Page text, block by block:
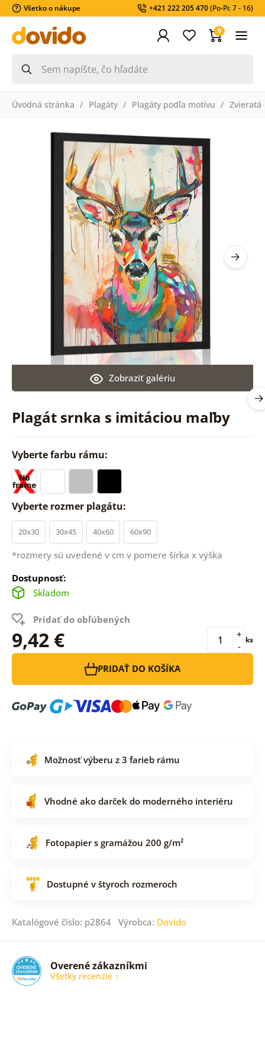
Všetko o nákupe +421 222 205 470(Po-Pi: 7 - 16)
0
Úvodná stránka Plagáty Plagáty podľa motívu Zvieratá
Plagát srnka s imitáciou maľby
Zobraziť galériu
Vyberte farbu rámu:
Vyberte rozmer plagátu:
20x30 30x45 40x60 60x90
*rozmery sú uvedené v cm v pomere šírka x výška
Dostupnosť:
Skladom
Pridať do obľúbených
9,42 € -
+ ks
PRIDAŤ DO KOŠÍKA
Možnosť výberu z 3 farieb rámu
Vhodné ako darček do moderného interiéru
Fotopapier s gramážou 200 g/m²
Dostupné v štyroch rozmeroch
Katalógové číslo: p2864 Výrobca: Dovido
Overené zákazníkmi
Všetky recenzie